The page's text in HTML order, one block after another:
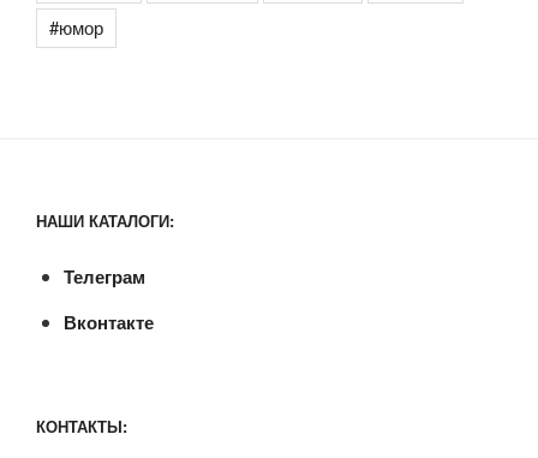
#юмор
НАШИ КАТАЛОГИ:
Телеграм
Вконтакте
КОНТАКТЫ: